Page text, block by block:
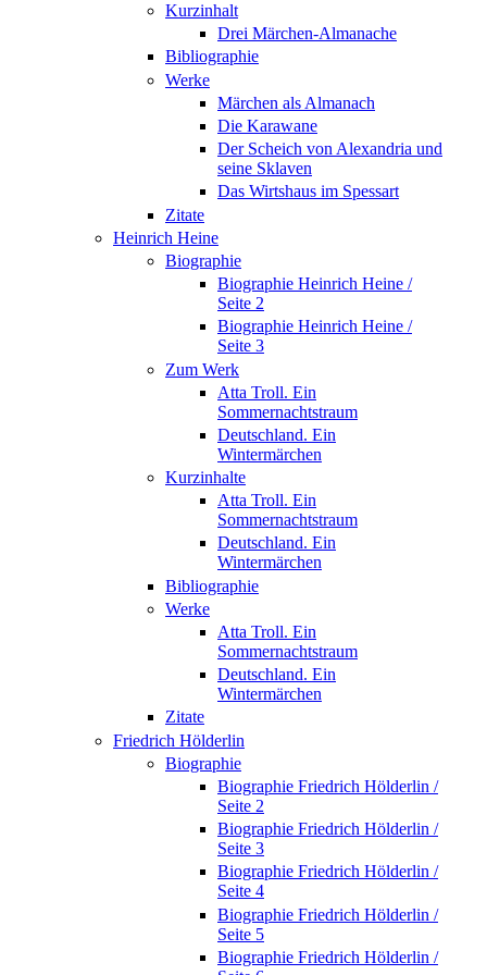
Kurzinhalt
Drei Märchen-Almanache
Bibliographie
Werke
Märchen als Almanach
Die Karawane
Der Scheich von Alexandria und
seine Sklaven
Das Wirtshaus im Spessart
Zitate
Heinrich Heine
Biographie
Biographie Heinrich Heine /
Seite 2
Biographie Heinrich Heine /
Seite 3
Zum Werk
Atta Troll. Ein
Sommernachtstraum
Deutschland. Ein
Wintermärchen
Kurzinhalte
Atta Troll. Ein
Sommernachtstraum
Deutschland. Ein
Wintermärchen
Bibliographie
Werke
Atta Troll. Ein
Sommernachtstraum
Deutschland. Ein
Wintermärchen
Zitate
Friedrich Hölderlin
Biographie
Biographie Friedrich Hölderlin /
Seite 2
Biographie Friedrich Hölderlin /
Seite 3
Biographie Friedrich Hölderlin /
Seite 4
Biographie Friedrich Hölderlin /
Seite 5
Biographie Friedrich Hölderlin /